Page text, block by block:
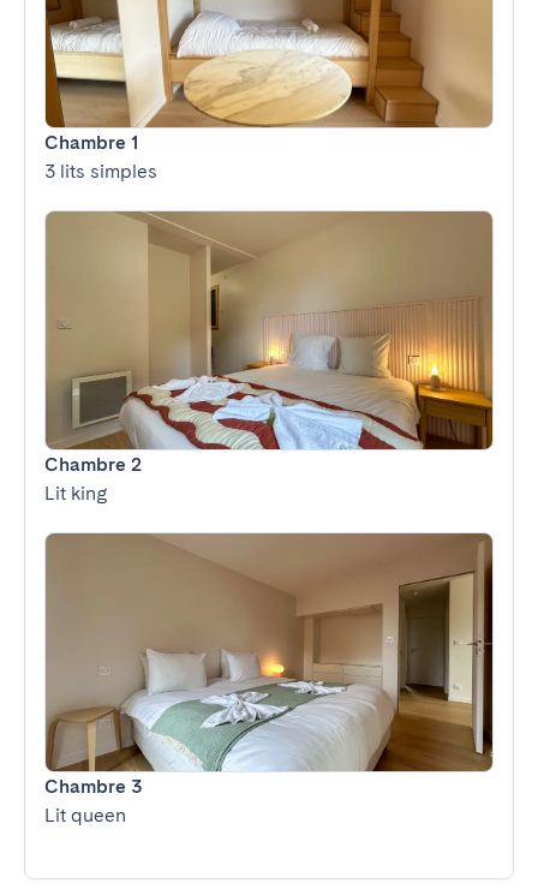
Chambre 1
3 lits simples
Chambre 2
Lit king
Chambre 3
Lit queen